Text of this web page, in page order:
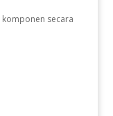
secara